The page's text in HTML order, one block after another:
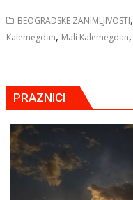
BEOGRADSKE ZANIMLJIVOSTI,
Kalemegdan, Mali Kalemegdan,
PRAZNICI